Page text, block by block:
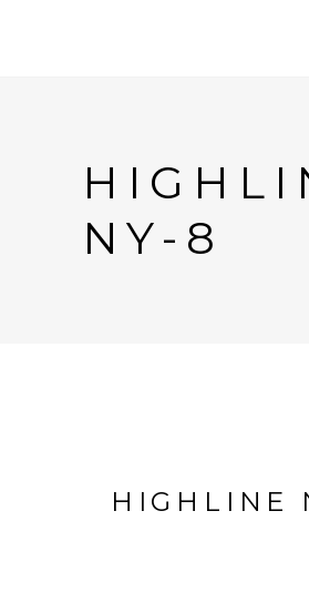
NY-8
HIGHLINE